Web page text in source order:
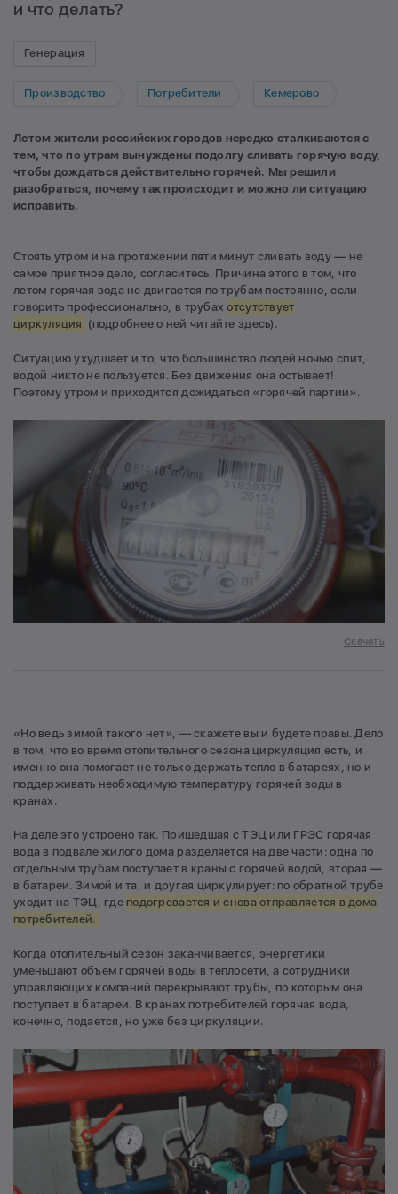
и что делать?
Генерация
Производство Потребители Кемерово
Летом жители российских городов нередко сталкиваются с
тем, что по утрам вынуждены подолгу сливать горячую воду,
чтобы дождаться действительно горячей. Мы решили
разобраться, почему так происходит и можно ли ситуацию
исправить.
Стоять утром и на протяжении пяти минут сливать воду — не
самое приятное дело, согласитесь. Причина этого в том, что
летом горячая вода не двигается по трубам постоянно, если
говорить профессионально, в трубахотсутствует
циркуляция (подробнее о ней читайтездесь).
Ситуацию ухудшает и то, что большинство людей ночью спит,
водой никто не пользуется. Без движения она остывает!
Поэтому утром и приходится дожидаться «горячей партии».
Скачать
«Но ведь зимой такого нет», — скажете вы и будете правы. Дело
в том, что во время отопительного сезона циркуляция есть, и
именно она помогает не только держать тепло в батареях, но и
поддерживать необходимую температуру горячей воды в
кранах.
На деле это устроено так. Пришедшая с ТЭЦ или ГРЭС горячая
вода в подвале жилого дома разделяется на две части: одна по
отдельным трубам поступает в краны с горячей водой, вторая —
в батареи. Зимой и та, и другая циркулирует: по обратной трубе
уходит на ТЭЦ, где подогревается и снова отправляется в дома
потребителей.
Когда отопительный сезон заканчивается, энергетики
уменьшают объем горячей воды в теплосети, а сотрудники
управляющих компаний перекрывают трубы, по которым она
поступает в батареи. В кранах потребителей горячая вода,
конечно, подается, но уже без циркуляции.